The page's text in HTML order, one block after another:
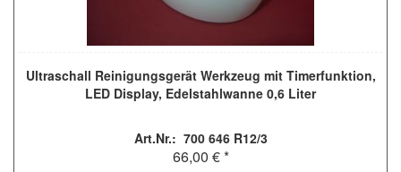
Ultraschall Reinigungsgerät Werkzeug mit Timerfunktion,
LED Display, Edelstahlwanne 0,6 Liter
Art.Nr.: 700 646 R12/3
66,00 € *